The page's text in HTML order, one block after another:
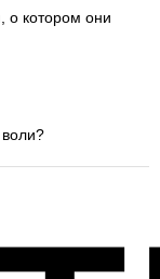
о котором они